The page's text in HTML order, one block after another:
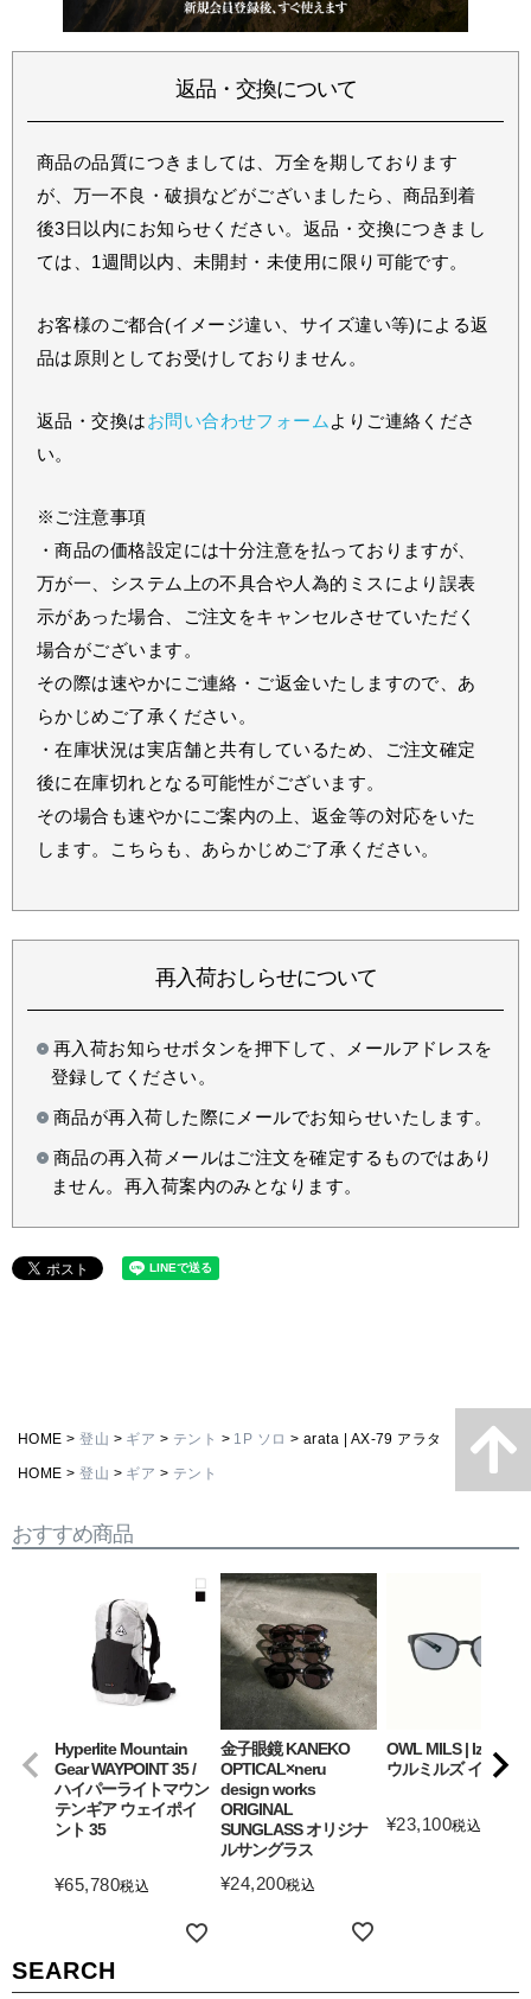
SEARCH
返品・交換について
商品の品質につきましては、万全を期しております
が、万一不良・破損などがございましたら、商品到着
後3日以内にお知らせください。返品・交換につきまし
ては、1週間以内、未開封・未使用に限り可能です。
お客様のご都合(イメージ違い、サイズ違い等)による返
品は原則としてお受けしておりません。
返品・交換はお問い合わせフォーム よりご連絡くださ
い。
※ご注意事項
・商品の価格設定には十分注意を払っておりますが、
万が一、システム上の不具合や人為的ミスにより誤表
示があった場合、ご注文をキャンセルさせていただく
場合がございます。
その際は速やかにご連絡・ご返金いたしますので、あ
らかじめご了承ください。
・在庫状況は実店舗と共有しているため、ご注文確定
後に在庫切れとなる可能性がございます。
その場合も速やかにご案内の上、返金等の対応をいた
します。こちらも、あらかじめご了承ください。
再入荷おしらせについて
再入荷お知らせボタンを押下して、メールアドレスを
登録してください。
商品が再入荷した際にメールでお知らせいたします。
商品の再入荷メールはご注文を確定するものではあり
ません。再入荷案内のみとなります。
HOME 登山 ギア テント 1P ソロ arata | AX-79 アラタ
HOME 登山 ギア テント
おすすめ商品
Hyperlite Mountain
Gear WAYPOINT 35 /
ハイパーライトマウン
テンギア ウェイポイ
ント 35
¥65,780税込
金子眼鏡 KANEKO
OPTICAL×neru
design works
ORIGINAL
SUNGLASS オリジナ
ルサングラス
¥24,200税込
OWL MILS | Izanagi
ウルミルズ イザナギ
¥23,100税込